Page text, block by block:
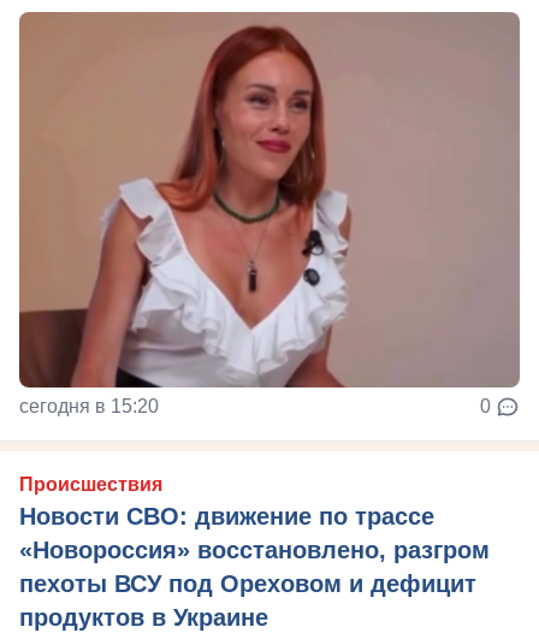
сегодня в 15:20 0
Происшествия
Новости СВО: движение по трассе
«Новороссия» восстановлено, разгром
пехоты ВСУ под Ореховом и дефицит
продуктов в Украине